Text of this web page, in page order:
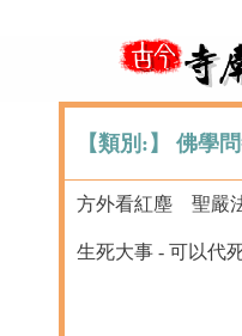
【類別:】 佛學
方外看紅塵 聖嚴
生死大事 - 可以代